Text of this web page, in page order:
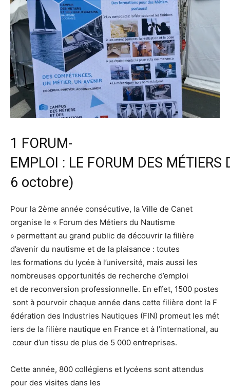
1 FORUM-
EMPLOI : LE FORUM DES
6 octobre)
Pour la 2ème année consécutive, la Ville de Canet
organise le « Forum des Métiers du Nautisme
» permettant au grand public de découvrir la filière
d’avenir du nautisme et de la plaisance : toutes
les formations du lycée à l’université, mais aussi les
nombreuses opportunités de recherche d’emploi
et de reconversion professionnelle. En effet, 1500 postes
sont à pourvoir chaque année dans cette filière dont la F
édération des Industries Nautiques (FIN) promeut les mét
iers de la filière nautique en France et à l’international, au
cœur d’un tissu de plus de 5 000 entreprises.
Cette année, 800 collégiens et lycéens sont attendus
pour des visites dans les